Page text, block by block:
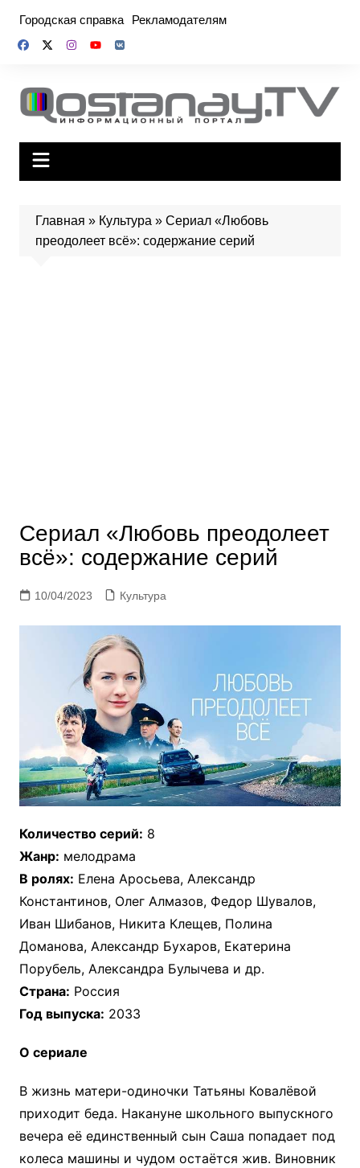
содержимому
Городская справка Рекламодателям
Главная » Культура » Сериал «Любовь
преодолеет всё»: содержание серий
Сериал «Любовь преодолеет
всё»: содержание серий
10/04/2023 Культура
Количество серий: 8
Жанр: мелодрама
В ролях: Елена Аросьева, Александр
Константинов, Олег Алмазов, Федор Шувалов,
Иван Шибанов, Никита Клещев, Полина
Доманова, Александр Бухаров, Екатерина
Порубель, Александра Булычева и др.
Страна: Россия
Год выпуска: 2033
О сериале
В жизнь матери-одиночки Татьяны Ковалёвой
приходит беда. Накануне школьного выпускного
вечера её единственный сын Саша попадает под
колеса машины и чудом остаётся жив. Виновник